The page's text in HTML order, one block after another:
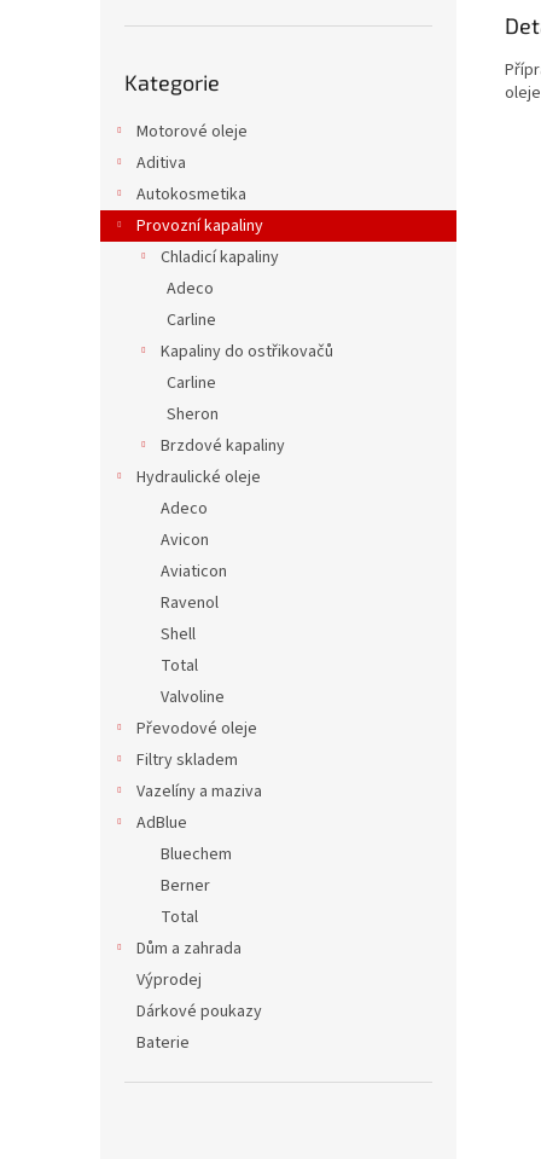
kategorie
Kategorie
Motorové oleje
Aditiva
Autokosmetika
Provozní kapaliny
Chladicí kapaliny
Adeco
Carline
Kapaliny do ostřikovačů
Carline
Sheron
Brzdové kapaliny
Hydraulické oleje
Adeco
Avicon
Aviaticon
Ravenol
Shell
Total
Valvoline
Převodové oleje
Filtry skladem
Vazelíny a maziva
AdBlue
Bluechem
Berner
Total
Dům a zahrada
Výprodej
Dárkové poukazy
Baterie